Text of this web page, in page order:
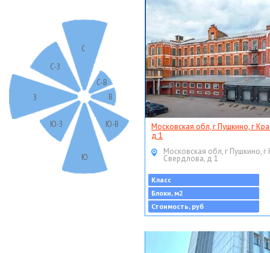
С
С-В
В
Ю-В
Ю
Ю-З
З
С-З
Московская обл, г Пушкино, г
д 1
Московская обл, г Пушкино, г
Свердлова, д 1
Класс
Блоки, м2
Стоимость, руб